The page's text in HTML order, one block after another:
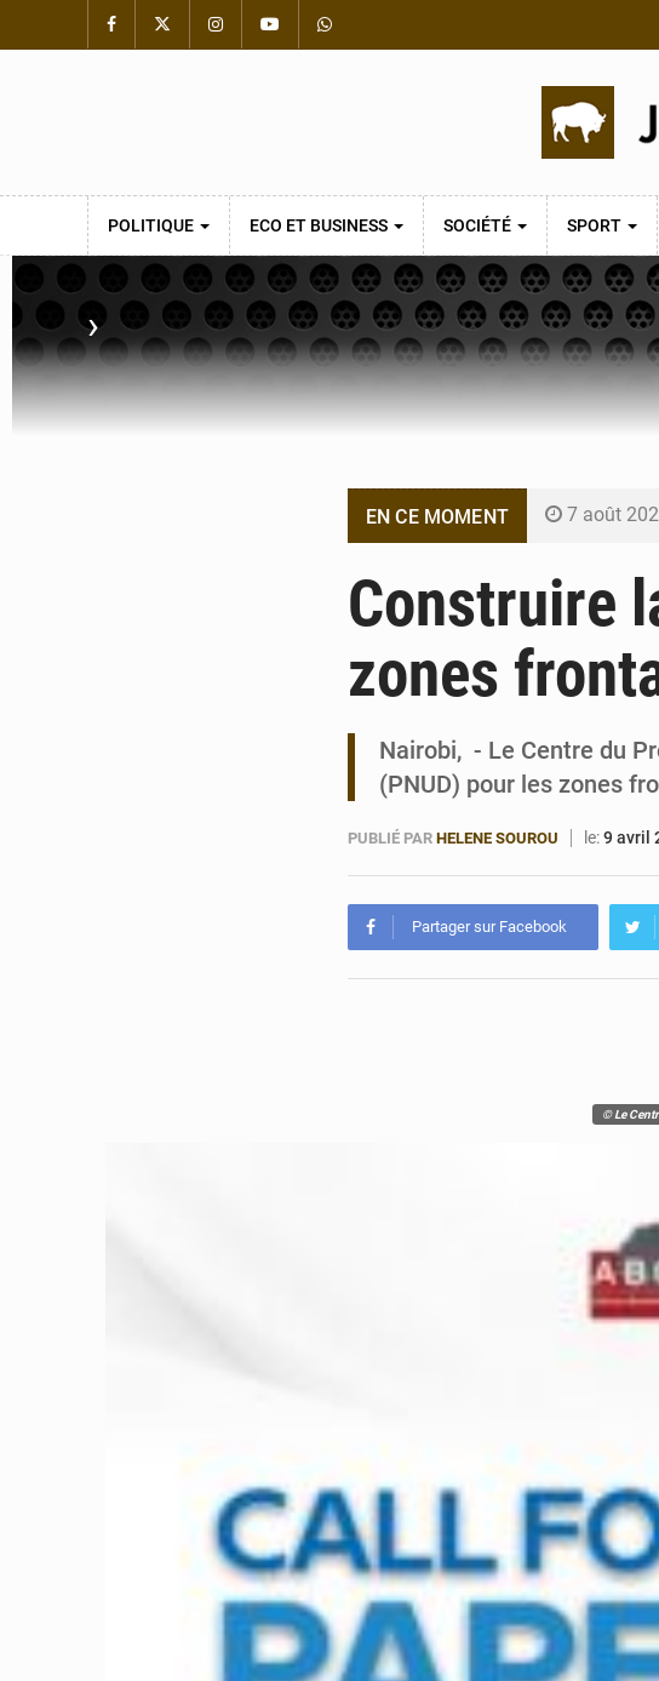
POLITIQUE ECO ET BUSINESS SOCIÉTÉ SPORT
›
EN CE MOMENT 7 août
6 août
6 août
Construire
zones
Nairobi, - Le Centre du
(PNUD) pour les zones
PUBLIÉ PAR HELENE SOUROU le:9 avril
Partager sur Facebook
© Le